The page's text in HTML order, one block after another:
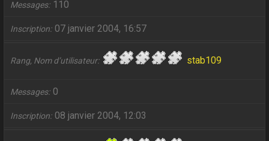
Messages 110
Inscription 07 janvier 2004, 16:57
Rang, Nom d’utilisateur stab109
Messages 0
Inscription 08 janvier 2004, 12:03